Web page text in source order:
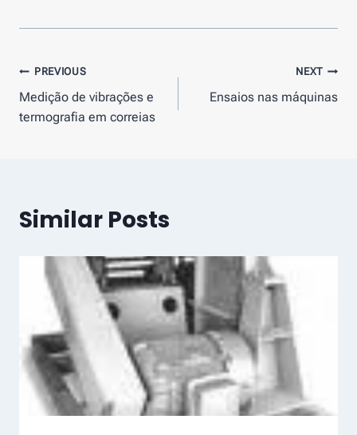
Navegação
de
PREVIOUS
Medição de vibrações e
termografia em correias
NEXT
Ensaios nas máquinas
Similar Posts